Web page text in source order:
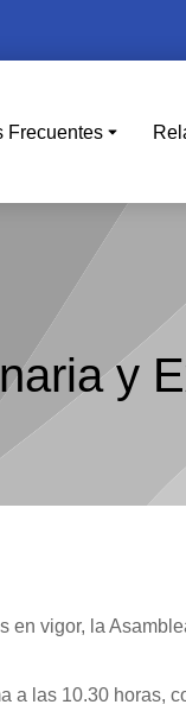
Frecuentes
y
vigor, la
las 10.30 horas,